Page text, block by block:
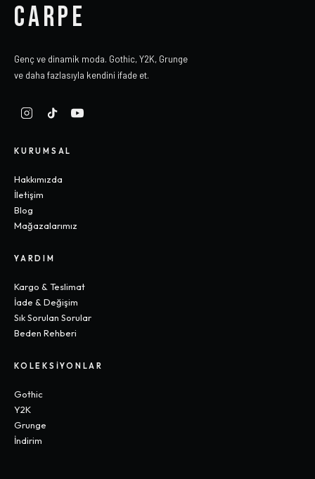
CARPE
Genç ve dinamik moda. Gothic, Y2K, Grunge
ve daha fazlasıyla kendini ifade et.
KURUMSAL
Hakkımızda
İletişim
Blog
Mağazalarımız
YARDIM
Kargo & Teslimat
İade & Değişim
Sık Sorulan Sorular
Beden Rehberi
KOLEKSIYONLAR
Gothic
Y2K
Grunge
İndirim